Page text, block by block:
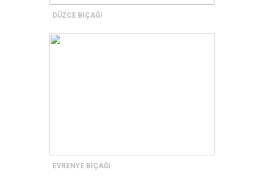
DÜZCE BIÇAĞI
EVRENYE BIÇAĞI